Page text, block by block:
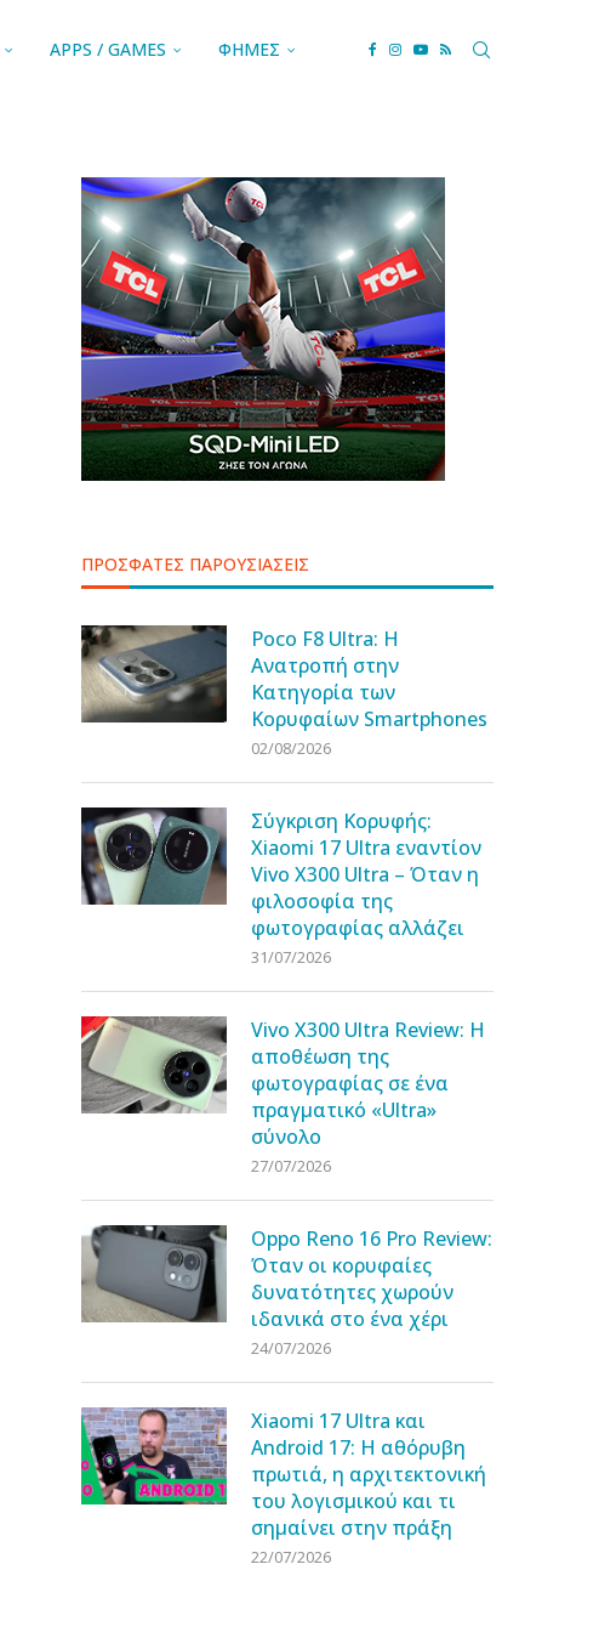
APPS / GAMES ΦΗΜΕΣ
ΠΡΟΣΦΑΤΕΣ ΠΑΡΟΥΣΙΑΣΕΙΣ
Poco F8 Ultra: Η
Ανατροπή στην
Κατηγορία των
Κορυφαίων Smartphones
02/08/2026
Σύγκριση Κορυφής:
Xiaomi 17 Ultra εναντίον
Vivo X300 Ultra – Όταν η
φιλοσοφία της
φωτογραφίας αλλάζει
31/07/2026
Vivo X300 Ultra Review: Η
αποθέωση της
φωτογραφίας σε ένα
πραγματικό «Ultra»
σύνολο
27/07/2026
Oppo Reno 16 Pro Review:
Όταν οι κορυφαίες
δυνατότητες χωρούν
ιδανικά στο ένα χέρι
24/07/2026
Xiaomi 17 Ultra και
Android 17: Η αθόρυβη
πρωτιά, η αρχιτεκτονική
του λογισμικού και τι
σημαίνει στην πράξη
22/07/2026